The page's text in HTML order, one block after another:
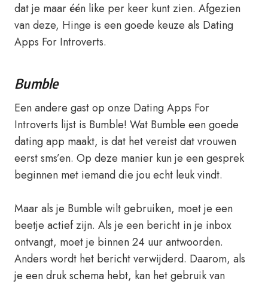
dat je maar één like per keer kunt zien. Afgezien
van deze, Hinge is een goede keuze als Dating
Apps For Introverts.
Bumble
Een andere gast op onze Dating Apps For
Introverts lijst is Bumble! Wat Bumble een goede
dating app maakt, is dat het vereist dat vrouwen
eerst sms’en. Op deze manier kun je een gesprek
beginnen met iemand die jou echt leuk vindt.
Maar als je Bumble wilt gebruiken, moet je een
beetje actief zijn. Als je een bericht in je inbox
ontvangt, moet je binnen 24 uur antwoorden.
Anders wordt het bericht verwijderd. Daarom, als
je een druk schema hebt, kan het gebruik van